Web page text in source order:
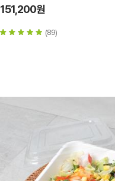
151,200원
(89)